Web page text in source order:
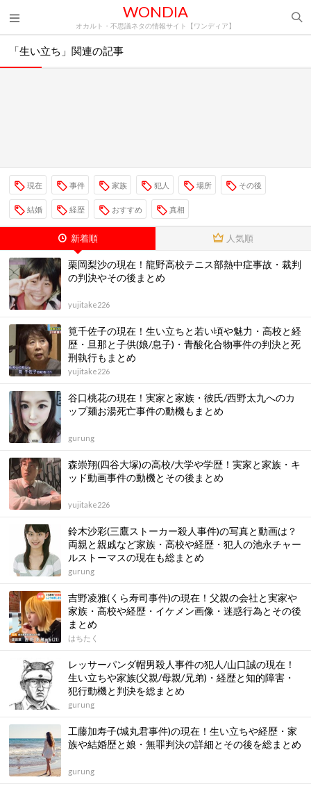
WONDIA
オカルト・不思議ネタの情報サイト【ワンディア】
「生い立ち」関連の記事
現在 事件 家族 犯人 場所 その後
結婚 経歴 おすすめ 真相
新着順 人気順
栗岡梨沙の現在！龍野高校テニス部熱中症事故・裁判
の判決やその後まとめ
yujitake226
筧千佐子の現在！生い立ちと若い頃や魅力・高校と経
歴・旦那と子供(娘/息子)・青酸化合物事件の判決と死
刑執行もまとめ
yujitake226
谷口桃花の現在！実家と家族・彼氏/西野太九へのカ
ップ麺お湯死亡事件の動機もまとめ
gurung
森崇翔(四谷大塚)の高校/大学や学歴！実家と家族・キ
ッド動画事件の動機とその後まとめ
yujitake226
鈴木沙彩(三鷹ストーカー殺人事件)の写真と動画は？
両親と親戚など家族・高校や経歴・犯人の池永チャー
ルストーマスの現在も総まとめ
gurung
吉野凌雅(くら寿司事件)の現在！父親の会社と実家や
家族・高校や経歴・イケメン画像・迷惑行為とその後
まとめ
はちたく
レッサーパンダ帽男殺人事件の犯人/山口誠の現在！
生い立ちや家族(父親/母親/兄弟)・経歴と知的障害・
犯行動機と判決を総まとめ
gurung
工藤加寿子(城丸君事件)の現在！生い立ちや経歴・家
族や結婚歴と娘・無罪判決の詳細とその後を総まとめ
gurung